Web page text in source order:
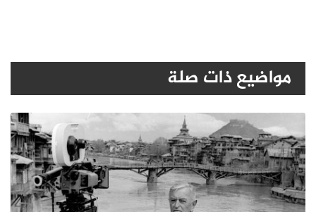
مواضيع ذات صلة